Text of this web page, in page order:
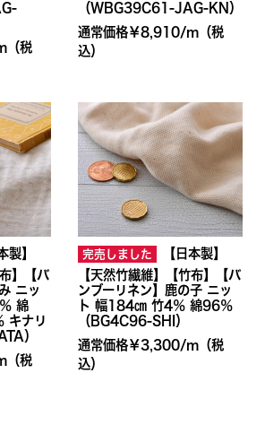
（税
（WBG39C61-JAG-KN）
通常価格￥8,910/ｍ （税
込）
製】
】【バ
ニッ
綿
キナリ
）
（税
完売しました
【日本製】
【天然竹繊維】【竹布】【バ
ンブーリネン】鹿の子 ニッ
ト 幅184㎝ 竹4％ 綿96％
（BG4C96-SHI）
通常価格￥3,300/ｍ （税
込）